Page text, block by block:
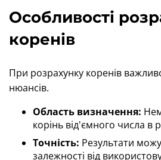
Особливості
коренів
При розрахунку коренів
нюансів.
Область визначення:
корінь від'ємного числа в
Точність: Результати
залежності від